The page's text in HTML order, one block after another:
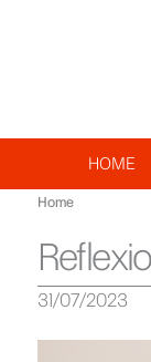
HOME
Home
31/07/2023